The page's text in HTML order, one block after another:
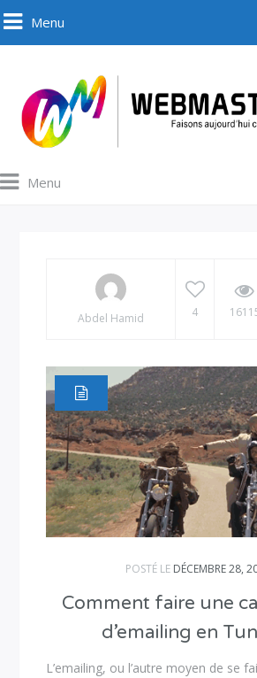
Menu
Menu
Abdel Hamid 4
POSTÉ LE DÉCEMBRE 28,
Comment faire une
d’emailing en
L’emailing, ou l’autre moyen de se